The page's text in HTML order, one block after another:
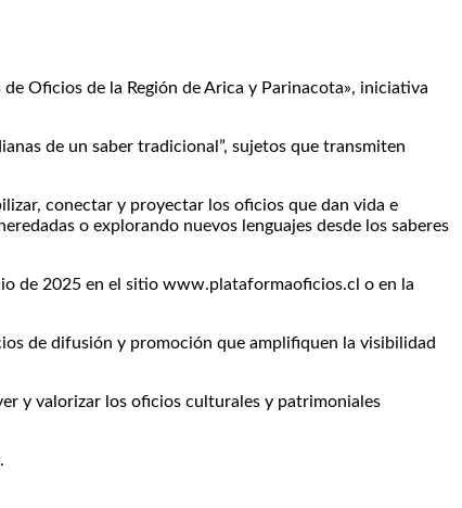
Oficios de la Región de Arica y Parinacota», iniciativa
de un saber tradicional”, sujetos que transmiten
conectar y proyectar los oficios que dan vida e
o explorando nuevos lenguajes desde los saberes
de 2025 en el sitio www.plataformaoficios.cl o en la
de difusión y promoción que amplifiquen la visibilidad
y valorizar los oficios culturales y patrimoniales